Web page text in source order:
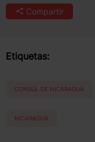
Compartir
Etiquetas:
CONSUL DE NICARAGUA
NICARAGUA